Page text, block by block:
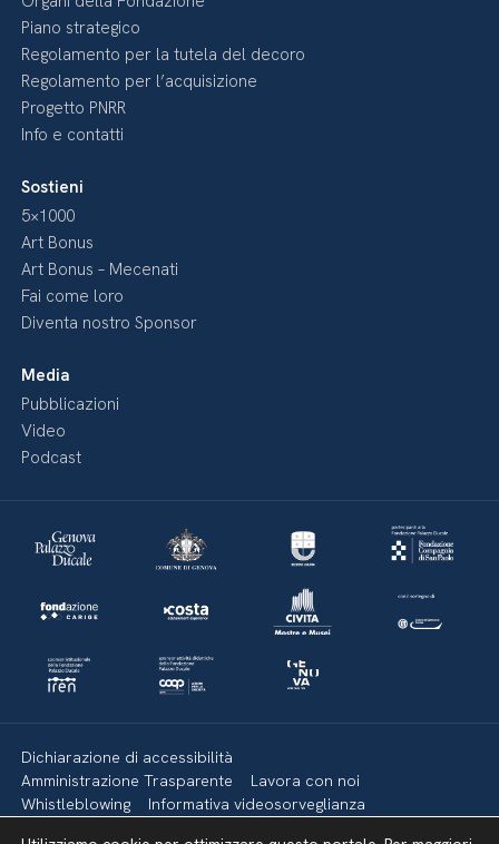
Piano strategico
Regolamento per la tutela del decoro
Regolamento per l’acquisizione
Progetto PNRR
Info e contatti
Sostieni
5×1000
Art Bonus
Art Bonus – Mecenati
Fai come loro
Diventa nostro Sponsor
Media
Pubblicazioni
Video
Podcast
Dichiarazione di accessibilità
Amministrazione Trasparente
Lavora con noi
Whistleblowing
Informativa videosorveglianza